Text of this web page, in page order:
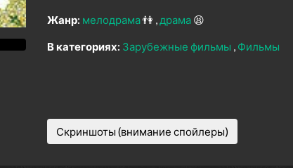
Жанр: мелодрама👫 драма 😫
В категориях: Зарубежные фильмы Фильмы
Скриншоты (внимание спойлеры)